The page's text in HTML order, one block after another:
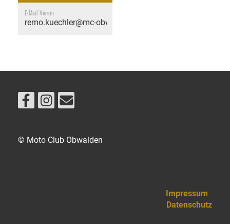
E-Mail Verein
remo.kuechler@mc-obwalden.ch
© Moto Club Obwalden
Impressum
Datenschutz